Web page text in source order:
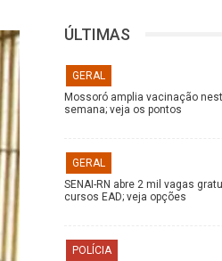
ÚLTIMAS
GERAL
Mossoró amplia vacinação
semana; veja os pontos
GERAL
SENAI-RN abre 2 mil vagas
cursos EAD; veja opções
POLÍCIA